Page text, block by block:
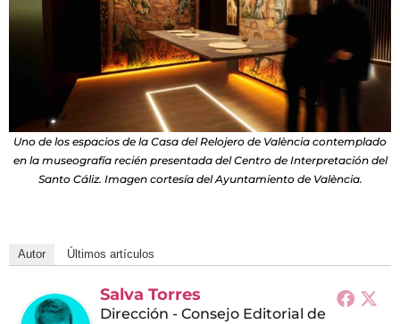
Uno de los espacios de la Casa del Relojero de València contemplado
en la museografía recién presentada del Centro de Interpretación del
Santo Cáliz. Imagen cortesía del Ayuntamiento de València.
Autor Últimos artículos
Salva Torres
Dirección - Consejo Editorial de